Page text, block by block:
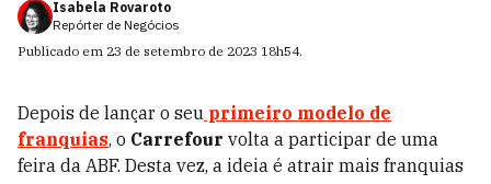
Isabela Rovaroto
Repórter de Negócios
Publicado em 23 de setembro de 2023 18h54.
Depois de lançar o seu primeiro modelo de
franquias, o Carrefour volta a participar de uma
feira da ABF. Desta vez, a ideia é atrair mais franquias